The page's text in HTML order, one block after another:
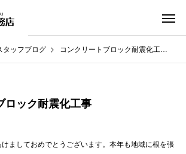
タッフブログ コンクリートブロック耐震化工事
ロック耐震化工事
ましておめでとうございます。本年も地域に根を張